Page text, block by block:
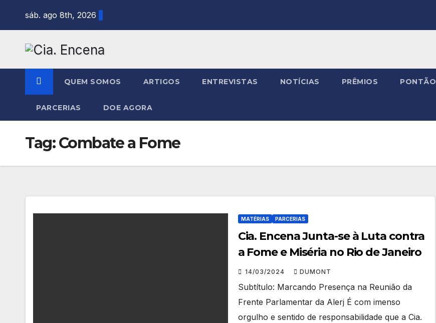
sáb. ago 8th, 2026
QUEM SOMOS ARTIGOS ENTREVISTAS NOTÍCIAS PRÊMIOS PONTÃO
PARCERIAS DOE AGORA
Tag:Combate a Fome
MATÉRIAS PARCERIAS
Cia. Encena Junta-se à Luta contra
a Fome e Miséria no Rio de Janeiro
14/03/2024 DUMONT
Subtítulo: Marcando Presença na Reunião da
Frente Parlamentar da Alerj É com imenso
orgulho e sentido de responsabilidade que a Cia.